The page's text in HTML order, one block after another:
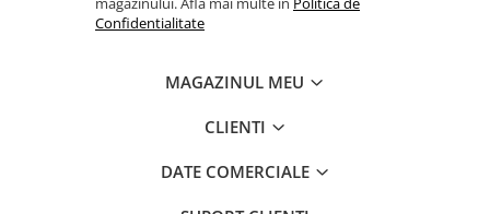
Confidentialitate
MAGAZINUL MEU
CLIENTI
DATE COMERCIALE